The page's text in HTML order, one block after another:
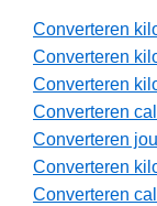
Converteren
Converteren
Converteren
Converteren
Converteren
Converteren
Converteren